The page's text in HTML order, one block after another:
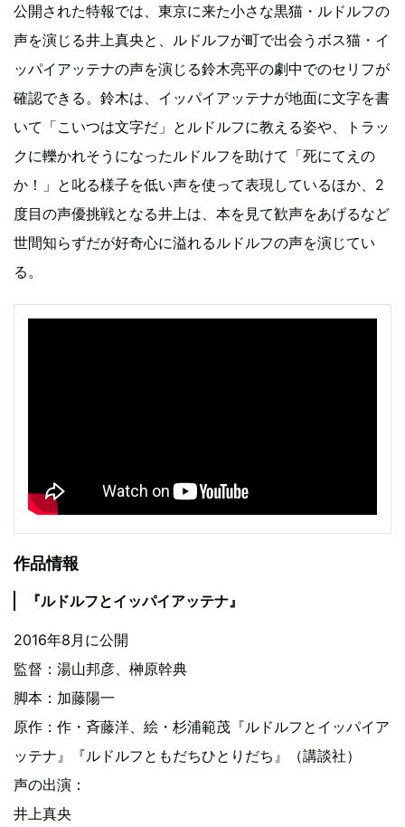
公開された特報では、東京に来た小さな黒猫・ルドルフの
声を演じる井上真央と、ルドルフが町で出会うボス猫・イ
ッパイアッテナの声を演じる鈴木亮平の劇中でのセリフが
確認できる。鈴木は、イッパイアッテナが地面に文字を書
いて「こいつは文字だ」とルドルフに教える姿や、トラッ
クに轢かれそうになったルドルフを助けて「死にてえの
か！」と叱る様子を低い声を使って表現しているほか、2
度目の声優挑戦となる井上は、本を見て歓声をあげるなど
世間知らずだが好奇心に溢れるルドルフの声を演じてい
る。
作品情報
『ルドルフとイッパイアッテナ』
2016年8月に公開
監督：湯山邦彦、榊原幹典
脚本：加藤陽一
原作：作・斉藤洋、絵・杉浦範茂『ルドルフとイッパイア
ッテナ』『ルドルフともだちひとりだち』（講談社）
声の出演：
井上真央